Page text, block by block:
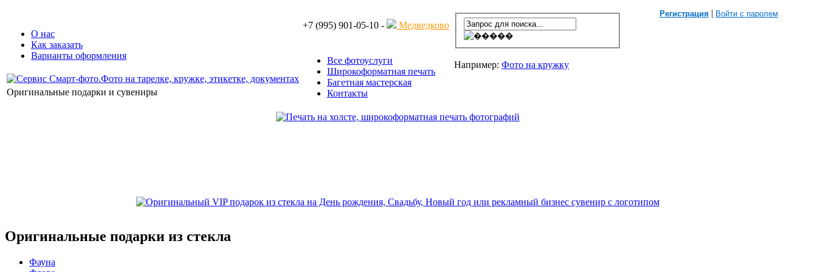
О нас
Как заказать
Варианты оформления
Оригинальные подарки и сувениры
Регистрация | Войти с паролем
+7 (995) 901-05-10 - Медведково
Например: Фото на кружку
Все фотоуслуги
Широкоформатная печать
Багетная мастерская
Контакты
Оригинальные подарки из стекла
Фауна